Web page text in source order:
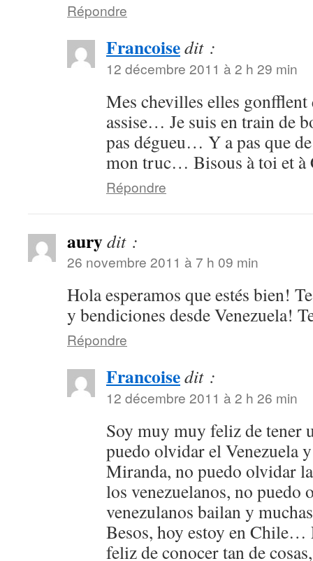
Répondre
Francoisedit :
12 décembre 2011 à 2 h 29 min
Mes chevilles elles gonfflent
assise… Je suis en train de
pas dégueu… Y a pas que
mon truc… Bisous à toi et à
Répondre
aurydit :
26 novembre 2011 à 7 h 09 min
Hola esperamos que estés bien!
y bendiciones desde Venezuela!
Répondre
Francoisedit :
12 décembre 2011 à 2 h 26 min
Soy muy muy feliz de tener
puedo olvidar el Venezuela
Miranda, no puedo olvidar
los venezuelanos, no puedo
venezulanos bailan y
Besos, hoy estoy en
feliz de conocer tan de